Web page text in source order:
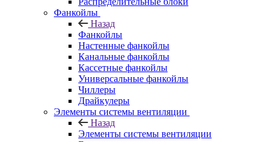
Фанкойлы
Назад
Фанкойлы
Настенные фанкойлы
Канальные фанкойлы
Кассетные фанкойлы
Универсальные фанкойлы
Чиллеры
Драйкулеры
Элементы системы вентиляции
Назад
Элементы системы вентиляции